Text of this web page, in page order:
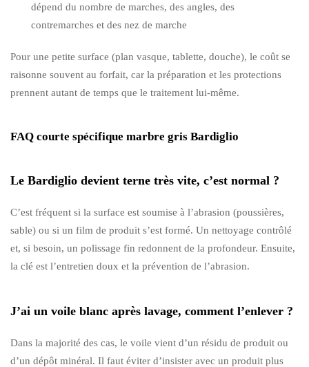
dépend du nombre de marches, des angles, des
contremarches et des nez de marche
Pour une petite surface (plan vasque, tablette, douche), le coût se
raisonne souvent au forfait, car la préparation et les protections
prennent autant de temps que le traitement lui-même.
FAQ courte spécifique marbre gris Bardiglio
Le Bardiglio devient terne très vite, c’est normal ?
C’est fréquent si la surface est soumise à l’abrasion (poussières,
sable) ou si un film de produit s’est formé. Un nettoyage contrôlé
et, si besoin, un polissage fin redonnent de la profondeur. Ensuite,
la clé est l’entretien doux et la prévention de l’abrasion.
J’ai un voile blanc après lavage, comment l’enlever ?
Dans la majorité des cas, le voile vient d’un résidu de produit ou
d’un dépôt minéral. Il faut éviter d’insister avec un produit plus